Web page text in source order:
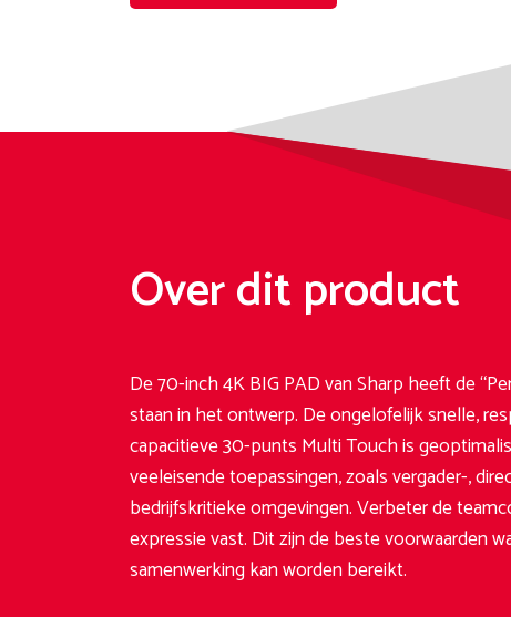
Over dit product
De 70-inch 4K BIG PAD van Sharp heeft de
staan in het ontwerp. De ongelofelijk snelle,
capacitieve 30-punts Multi Touch is
veeleisende toepassingen, zoals vergader-,
bedrijfskritieke omgevingen. Verbeter de
expressie vast. Dit zijn de beste voorwaarden
samenwerking kan worden bereikt.